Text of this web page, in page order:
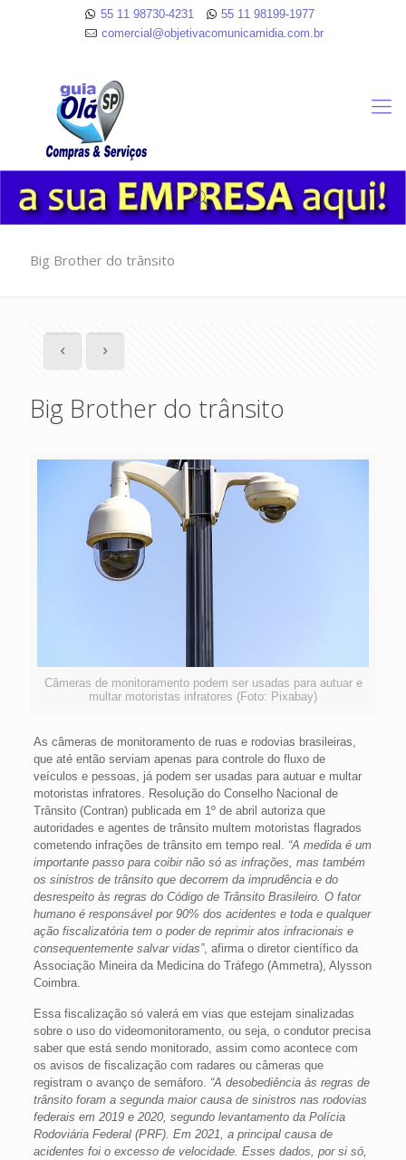
55 11 98730-4231
55 11 98199-1977
comercial@objetivacomunicamidia.com.br
Big Brother do trânsito
Big Brother do trânsito
Câmeras de monitoramento podem ser usadas para autuar e
multar motoristas infratores (Foto: Pixabay)
As câmeras de monitoramento de ruas e rodovias brasileiras,
que até então serviam apenas para controle do fluxo de
veículos e pessoas, já podem ser usadas para autuar e multar
motoristas infratores. Resolução do Conselho Nacional de
Trânsito (Contran) publicada em 1º de abril autoriza que
autoridades e agentes de trânsito multem motoristas flagrados
cometendo infrações de trânsito em tempo real. “A medida é um
importante passo para coibir não só as infrações, mas também
os sinistros de trânsito que decorrem da imprudência e do
desrespeito às regras do Código de Trânsito Brasileiro. O fator
humano é responsável por 90% dos acidentes e toda e qualquer
ação fiscalizatória tem o poder de reprimir atos infracionais e
consequentemente salvar vidas”, afirma o diretor científico da
Associação Mineira da Medicina do Tráfego (Ammetra), Alysson
Coimbra.
Essa fiscalização só valerá em vias que estejam sinalizadas
sobre o uso do videomonitoramento, ou seja, o condutor precisa
saber que está sendo monitorado, assim como acontece com
os avisos de fiscalização com radares ou câmeras que
registram o avanço de semáforo. “A desobediência às regras de
trânsito foram a segunda maior causa de sinistros nas rodovias
federais em 2019 e 2020, segundo levantamento da Polícia
Rodoviária Federal (PRF). Em 2021, a principal causa de
acidentes foi o excesso de velocidade. Esses dados, por si só,